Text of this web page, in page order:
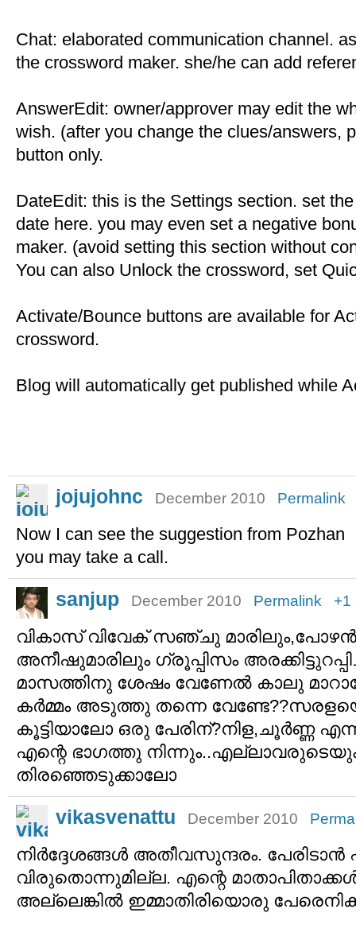
Chat: elaborated communication channel.
the crossword maker. she/he can add
AnswerEdit: owner/approver may edit the
wish. (after you change the clues/answers,
button only.
DateEdit: this is the Settings section. set
date here. you may even set a negative
maker. (avoid setting this section without
You can also Unlock the crossword, set
Activate/Bounce buttons are available for
crossword.
Blog will automatically get published while
jojujohnc December 2010 Permalink
Now I can see the suggestion from Pozhan
you may take a call.
sanjup December 2010 Permalink +1
വികാസ് വിവേക് സഞ്ചു
അനീഷുമാരിലും ഗ്രൂപ്പിസം
മാസത്തിനു ശേഷം വേണേല്‍ കാലു
കര്‍മ്മം അടുത്തു തന്നെ
കൂട്ടിയാലോ ഒരു പേരിന്?നിള,ചൂര്‍ണ്ണ
എന്റെ ഭാഗത്തു
തിരഞ്ഞെടുക്കാലോ
vikasvenattu December 2010
നിർദ്ദേശങ്ങൾ അതീവസുന്ദരം. പേരിടാൻ
വിരുതൊന്നുമില്ല. എന്റെ
അല്ലെങ്കിൽ ഇമ്മാതിരിയൊരു